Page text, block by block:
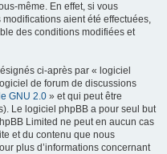
même. En effet, si vous
aient été effectuées,
des conditions modifiées et
ci-après par « logiciel
de forum de discussions
GNU 2.0 » et qui peut être
Le logiciel phpBB a pour seul but
Limited ne peut en aucun cas
et du contenu que nous
plus d’informations concernant